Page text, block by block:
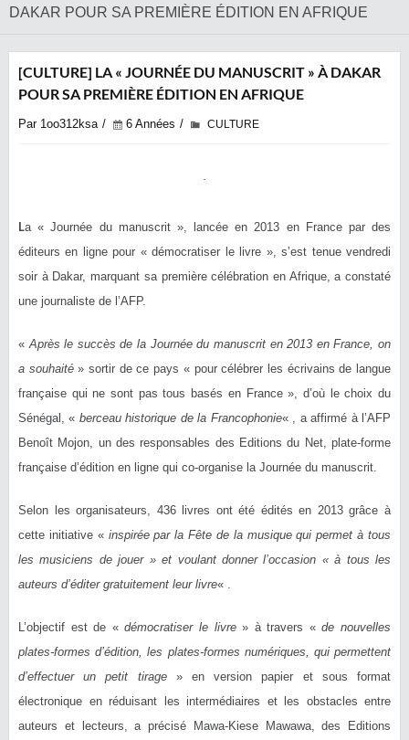
DAKAR POUR SA PREMIÈRE ÉDITION EN AFRIQUE
[CULTURE] LA « JOURNÉE DU MANUSCRIT » À DAKAR
POUR SA PREMIÈRE ÉDITION EN AFRIQUE
Par 1oo312ksa 6 Années CULTURE
La « Journée du manuscrit », lancée en 2013 en France par des
éditeurs en ligne pour « démocratiser le livre », s’est tenue vendredi
soir à Dakar, marquant sa première célébration en Afrique, a constaté
une journaliste de l’AFP.
«Après le succès de la Journée du manuscrit en 2013 en France, on
a souhaité» sortir de ce pays « pour célébrer les écrivains de langue
française qui ne sont pas tous basés en France », d’où le choix du
Sénégal, « berceau historique de la Francophonie« , a affirmé à l’AFP
Benoît Mojon, un des responsables des Editions du Net, plate-forme
française d’édition en ligne qui co-organise la Journée du manuscrit.
Selon les organisateurs, 436 livres ont été édités en 2013 grâce à
cette initiative « inspirée par la Fête de la musique qui permet à tous
les musiciens de jouer » et voulant donner l’occasion « à tous les
auteurs d’éditer gratuitement leur livre« .
L’objectif est de «démocratiser le livre» à travers «de nouvelles
plates-formes d’édition, les plates-formes numériques, qui permettent
d’effectuer un petit tirage» en version papier et sous format
électronique en réduisant les intermédiaires et les obstacles entre
auteurs et lecteurs, a précisé Mawa-Kiese Mawawa, des Editions